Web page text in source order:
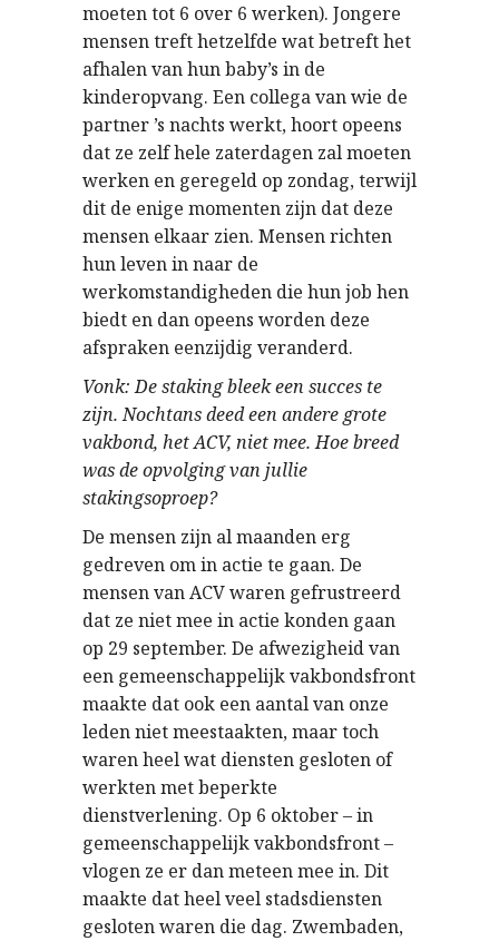
moeten tot 6 over 6 werken). Jongere
mensen treft hetzelfde wat betreft het
afhalen van hun baby’s in de
kinderopvang. Een collega van wie de
partner ’s nachts werkt, hoort opeens
dat ze zelf hele zaterdagen zal moeten
werken en geregeld op zondag, terwijl
dit de enige momenten zijn dat deze
mensen elkaar zien. Mensen richten
hun leven in naar de
werkomstandigheden die hun job hen
biedt en dan opeens worden deze
afspraken eenzijdig veranderd.
Vonk: De staking bleek een succes te
zijn. Nochtans deed een andere grote
vakbond, het ACV, niet mee. Hoe breed
was de opvolging van jullie
stakingsoproep?
De mensen zijn al maanden erg
gedreven om in actie te gaan. De
mensen van ACV waren gefrustreerd
dat ze niet mee in actie konden gaan
op 29 september. De afwezigheid van
een gemeenschappelijk vakbondsfront
maakte dat ook een aantal van onze
leden niet meestaakten, maar toch
waren heel wat diensten gesloten of
werkten met beperkte
dienstverlening. Op 6 oktober – in
gemeenschappelijk vakbondsfront –
vlogen ze er dan meteen mee in. Dit
maakte dat heel veel stadsdiensten
gesloten waren die dag. Zwembaden,